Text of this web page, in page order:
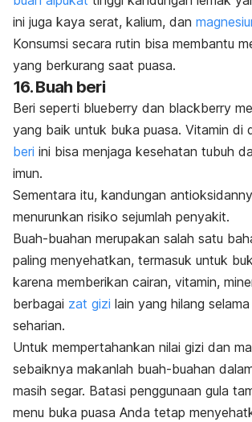
ini juga kaya serat, kalium, dan
Konsumsi secara rutin bisa membantu
yang berkurang saat puasa.
16. Buah beri
Beri seperti blueberry dan blackberry
yang baik untuk buka puasa. Vitamin di
beri ini bisa menjaga kesehatan tubuh
imun.
Sementara itu, kandungan
menurunkan risiko sejumlah penyakit.
Buah-buahan merupakan salah satu
paling menyehatkan, termasuk untuk
karena memberikan cairan, vitamin,
berbagai zat gizi lain yang hilang
seharian.
Untuk mempertahankan nilai gizi dan
sebaiknya makanlah buah-buahan
masih segar. Batasi penggunaan gula
menu buka puasa Anda tetap